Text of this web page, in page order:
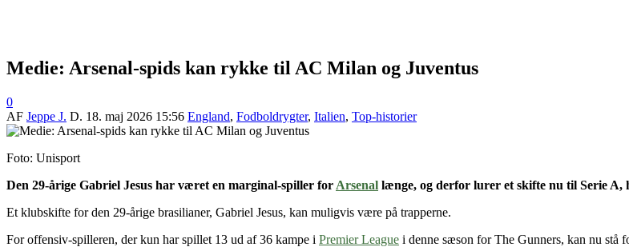
Medie: Arsenal-spids kan rykke til AC Milan og Juventus
0
AF Jeppe J. D. 18. maj 2026 15:56 England, Fodboldrygter, Italien, Top-historier
Foto: Unisport
Den 29-årige Gabriel Jesus har været en marginal-spiller for Arsenal længe, og derfor lurer et skifte nu til Serie A,
Et klubskifte for den 29-årige brasilianer, Gabriel Jesus, kan muligvis være på trapperne.
For offensiv-spilleren, der kun har spillet 13 ud af 36 kampe i Premier League i denne sæson for The Gunners, kan nu stå